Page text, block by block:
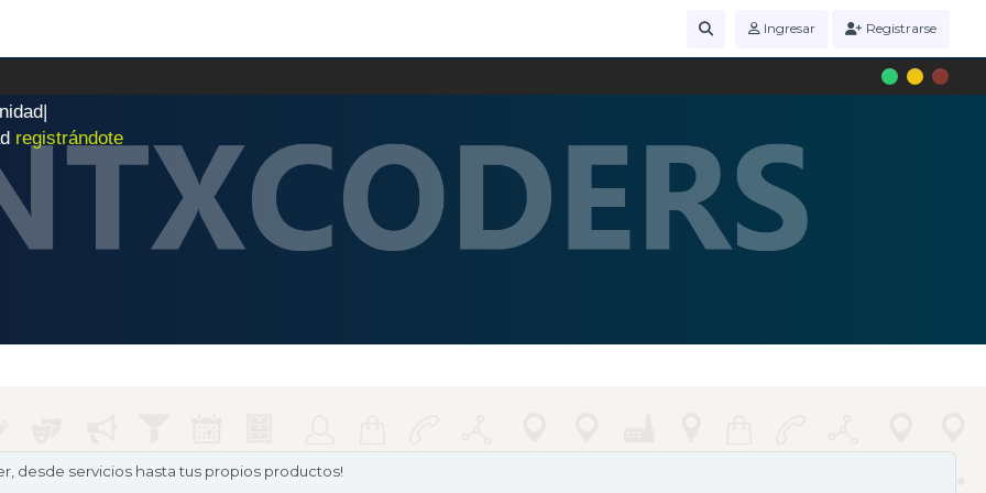
Ingresar Registrarse
nidad|
registrándote
desde servicios hasta tus propios productos!